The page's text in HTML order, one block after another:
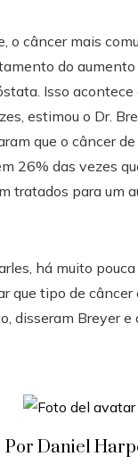
o câncer mais
do
Isso
estimou o Dr.
que o câncer
26% das vezes
tratados para um
há muito
que tipo de câncer
disseram Breyer e
Por Daniel